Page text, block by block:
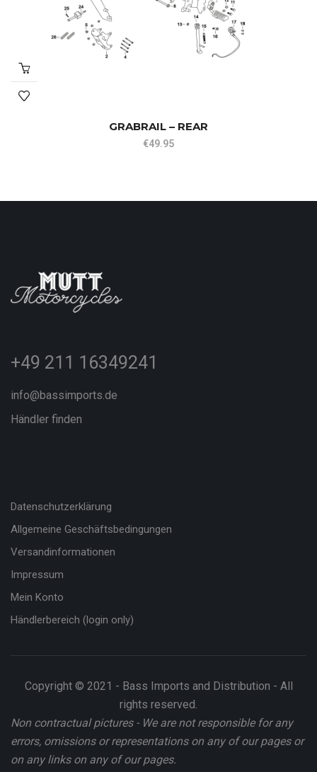
GRABRAIL – REAR
€49.95
+49 211 16349241
info@bassimports.de
Händler finden
Datenschutzerklärung
Allgemeine Geschäftsbedingungen
Versandinformationen
Impressum
Mein Konto
Händlerbereich (login only)
Copyright © 2021 - Bass Imports and Distribution - All
rights reserved.
Non contractual pictures - We are not responsible for any
errors, omissions or representations on any of our pages or
on any links on any of our pages.